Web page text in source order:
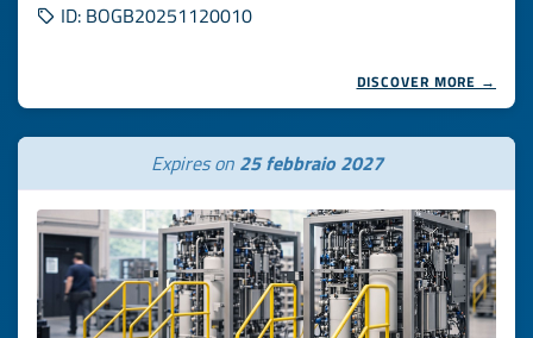
ID: BOGB20251120010
DISCOVER MORE →
Expires on 25 febbraio 2027